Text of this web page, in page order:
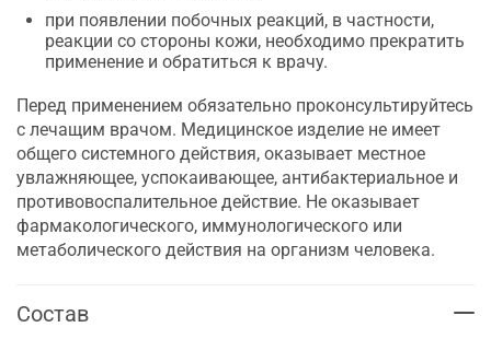
при появлении побочных реакций, в частности,
реакции со стороны кожи, необходимо прекратить
применение и обратиться к врачу.
Перед применением обязательно проконсультируйтесь
с лечащим врачом. Медицинское изделие не имеет
общего системного действия, оказывает местное
увлажняющее, успокаивающее, антибактериальное и
противовоспалительное действие. Не оказывает
фармакологического, иммунологического или
метаболического действия на организм человека.
Состав